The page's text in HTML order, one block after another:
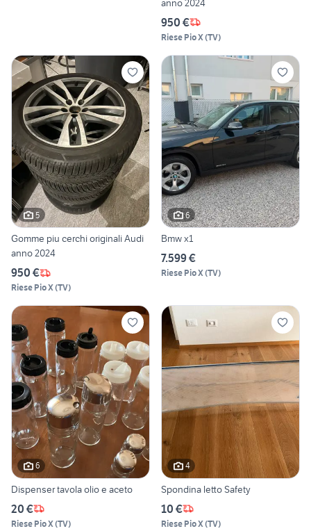
anno 2024
950 €
Riese Pio X(TV)
5
Gomme piu cerchi originali Audi
anno 2024
950 €
Riese Pio X(TV)
6
Bmw x1
7.599 €
Riese Pio X(TV)
6
Dispenser tavola olio e aceto
20 €
Riese Pio X(TV)
4
Spondina letto Safety
10 €
Riese Pio X(TV)